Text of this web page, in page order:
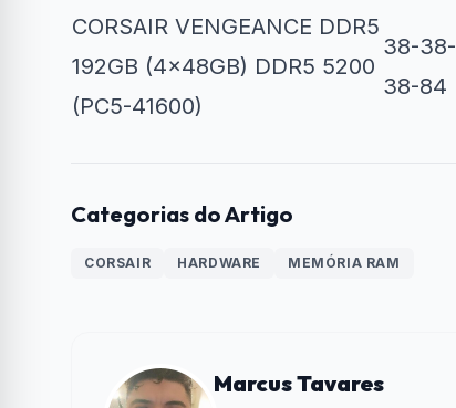
CORSAIR VENGEANCE DDR5
192GB (4x48GB) DDR5 5200
(PC5-41600)
38-38-
38-84
Categorias do Artigo
CORSAIR HARDWARE MEMÓRIA RAM
Marcus Tavares